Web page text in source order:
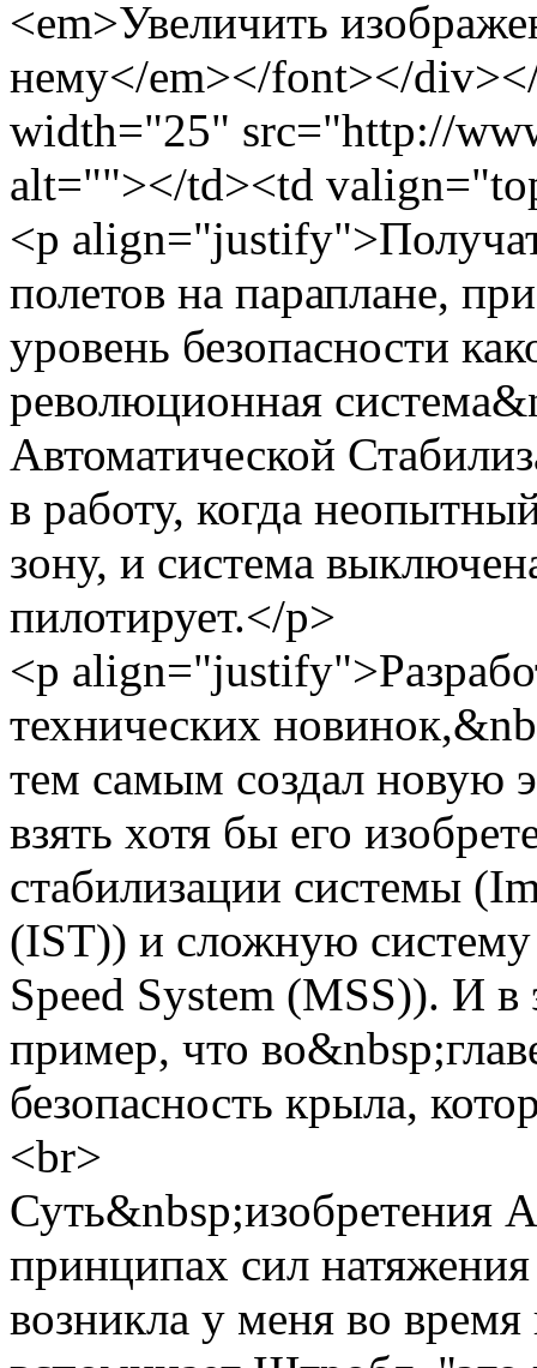
<em>Увеличить
нему</em></font></
width="25" src="http://
alt=""></td><td
<p
полетов на параплане,
уровень безопасности
революционная
Автоматической
в работу, когда
зону, и система
пилотирует.</p>
<p
технических
тем самым создал новую
взять хотя бы его
стабилизации системы
(IST)) и сложную
Speed System (MSS)). И в
пример, что
безопасность крыла,
<br>
Суть&nbsp;изобретения
принципах сил
возникла у меня во